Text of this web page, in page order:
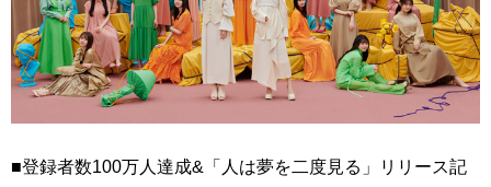
■登録者数100万人達成&「人は夢を二度見る」リリース記